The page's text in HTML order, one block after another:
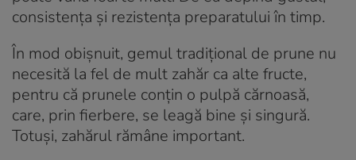
consistența și rezistența preparatului în timp.
În mod obișnuit, gemul tradițional de prune nu
necesită la fel de mult zahăr ca alte fructe,
pentru că prunele conțin o pulpă cărnoasă,
care, prin fierbere, se leagă bine și singură.
Totuși, zahărul rămâne important.